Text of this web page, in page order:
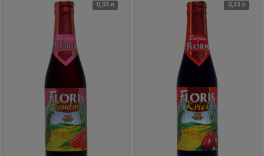
0,33 л 0,33 л